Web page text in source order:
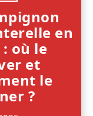
en
où le
et
le
?